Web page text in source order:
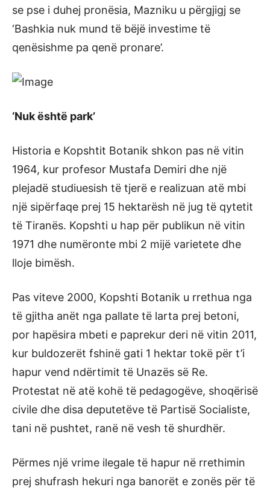
se pse i duhej pronësia, Mazniku u përgjigj se
‘Bashkia nuk mund të bëjë investime të
qenësishme pa qenë pronare’.
‘Nuk është park’
Historia e Kopshtit Botanik shkon pas në vitin
1964, kur profesor Mustafa Demiri dhe një
plejadë studiuesish të tjerë e realizuan atë mbi
një sipërfaqe prej 15 hektarësh në jug të qytetit
të Tiranës. Kopshti u hap për publikun në vitin
1971 dhe numëronte mbi 2 mijë varietete dhe
lloje bimësh.
Pas viteve 2000, Kopshti Botanik u rrethua nga
të gjitha anët nga pallate të larta prej betoni,
por hapësira mbeti e paprekur deri në vitin 2011,
kur buldozerët fshinë gati 1 hektar tokë për t’i
hapur vend ndërtimit të Unazës së Re.
Protestat në atë kohë të pedagogëve, shoqërisë
civile dhe disa deputetëve të Partisë Socialiste,
tani në pushtet, ranë në vesh të shurdhër.
Përmes një vrime ilegale të hapur në rrethimin
prej shufrash hekuri nga banorët e zonës për të